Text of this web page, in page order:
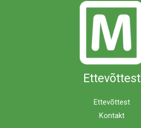
Ettevõttest
Ettevõttest
Kontakt